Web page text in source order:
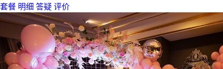
套餐 明细 答疑评价